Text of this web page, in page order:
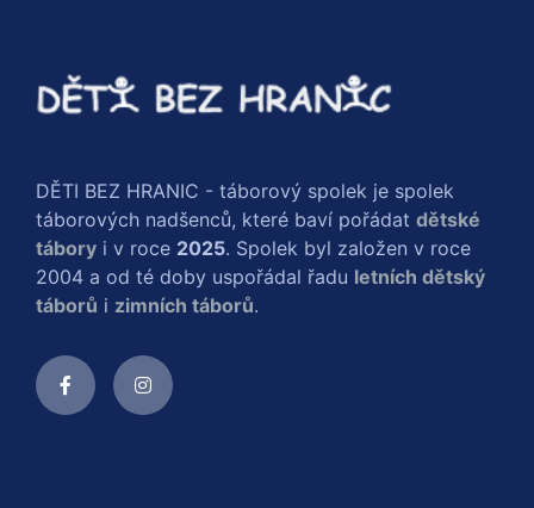
DĚTI BEZ HRANIC - táborový spolek je spolek
táborových nadšenců, které baví pořádat dětské
tábory i v roce 2025. Spolek byl založen v roce
2004 a od té doby uspořádal řadu letních dětský
táborů i zimních táborů.